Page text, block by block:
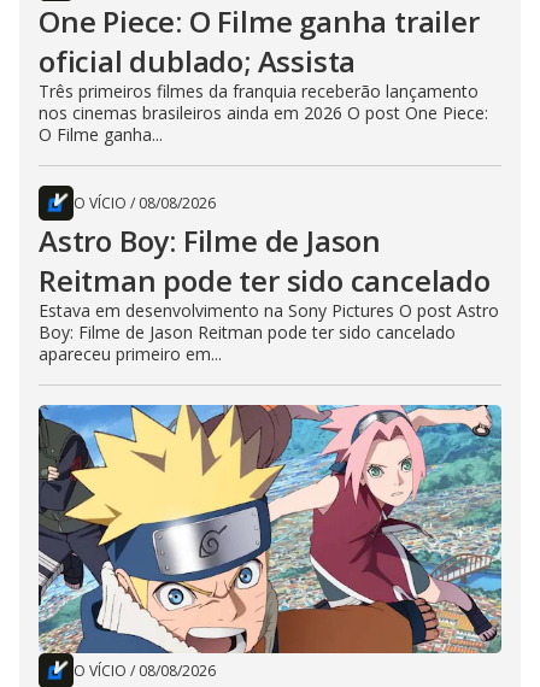
One Piece: O Filme ganha trailer
oficial dublado; Assista
Três primeiros filmes da franquia receberão lançamento
nos cinemas brasileiros ainda em 2026 O post One Piece:
O Filme ganha...
O VÍCIO / 08/08/2026
Astro Boy: Filme de Jason
Reitman pode ter sido cancelado
Estava em desenvolvimento na Sony Pictures O post Astro
Boy: Filme de Jason Reitman pode ter sido cancelado
apareceu primeiro em...
O VÍCIO / 08/08/2026